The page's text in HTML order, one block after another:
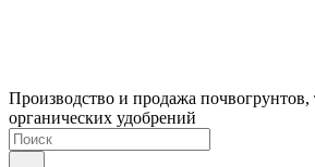
Производство и продажа
органических удобрений